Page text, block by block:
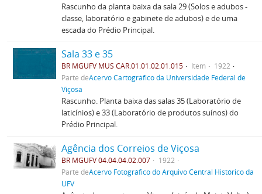
Rascunho da planta baixa da sala 29 (Solos e adubos -
classe, laboratório e gabinete de adubos) e de uma
escada do Prédio Principal.
Sala 33 e 35
BR MGUFV MUS CAR.01.01.02.01.015 Item
1922
Parte deAcervo Cartográfico da Universidade Federal de
Viçosa
Rascunho. Planta baixa das salas 35 (Laboratório de
laticínios) e 33 (Laboratório de produtos suínos) do
Prédio Principal.
Agência dos Correios de Viçosa
BR MGUFV 04.04.04.02.007
1922
Parte deAcervo Fotográfico do Arquivo Central Histórico da
UFV